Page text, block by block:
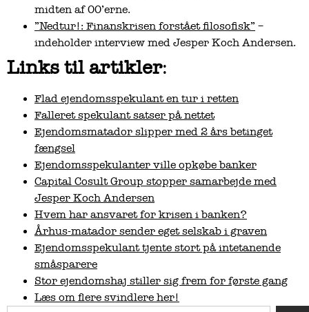
midten af 00’erne.
”Nedtur!: Finanskrisen forstået filosofisk” –
indeholder interview med Jesper Koch Andersen.
Links til artikler:
Flad ejendomsspekulant en tur i retten
Falleret spekulant satser på nettet
Ejendomsmatador slipper med 2 års betinget
fængsel
Ejendomsspekulanter ville opkøbe banker
Capital Cosult Group stopper samarbejde med
Jesper Koch Andersen
Hvem har ansvaret for krisen i banken?
Århus-matador sender eget selskab i graven
Ejendomsspekulant tjente stort på intetanende
småsparere
Stor ejendomshaj stiller sig frem for første gang
Læs om flere svindlere her!